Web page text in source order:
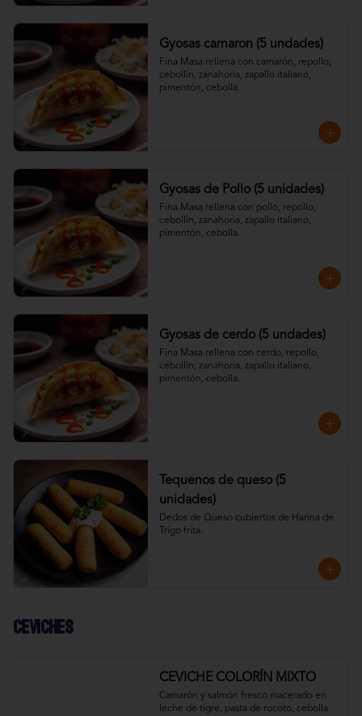
Gyosas camaron (5 undades)
Fina Masa rellena con camarón, repollo,
cebollín, zanahoria, zapallo italiano,
pimentón, cebolla.
Gyosas de Pollo (5 unidades)
Fina Masa rellena con pollo, repollo,
cebollín, zanahoria, zapallo italiano,
pimentón, cebolla.
Gyosas de cerdo (5 undades)
Fina Masa rellena con cerdo, repollo,
cebollín, zanahoria, zapallo italiano,
pimentón, cebolla.
Tequenos de queso (5
unidades)
Dedos de Queso cubiertos de Harina de
Trigo frita.
Ceviches
CEVICHE COLORÍN MIXTO
Camarón y salmón fresco macerado en
leche de tigre, pasta de rocoto, cebolla